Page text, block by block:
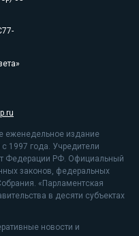
еженедельное издание
1997 года. Учредители
Федерации РФ. Официальный
законов, федеральных
«Парламентская
в десяти субъектах
новости и